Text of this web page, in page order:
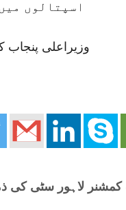
اسپتالوں
وزیراعلی
لاہور سٹی کی